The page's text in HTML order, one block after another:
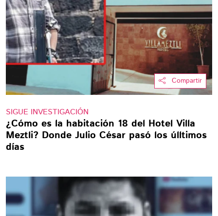
Compartir
SIGUE INVESTIGACIÓN
¿Cómo es la habitación 18 del Hotel Villa
Meztli? Donde Julio César pasó los úlltimos
días